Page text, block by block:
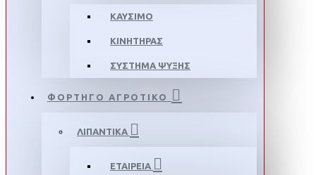
ΚΑΥΣΙΜΟ
ΚΙΝΗΤΗΡΑΣ
ΣΥΣΤΗΜΑ ΨΥΞΗΣ
ΦΟΡΤΗΓΟ ΑΓΡΟΤΙΚΟ
ΛΙΠΑΝΤΙΚΑ
ΕΤΑΙΡΕΙΑ